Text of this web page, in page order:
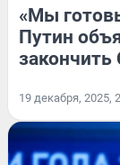
«Мы
Путин
закончить
19 декабря, 2025,